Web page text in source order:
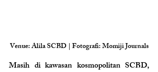
Venue: Alila SCBD | Fotografi: Momiji Journals
Masih di kawasan kosmopolitan SCBD,